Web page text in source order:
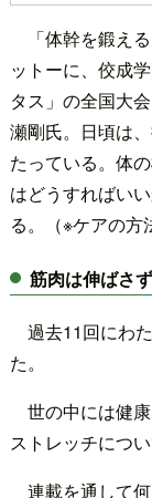
「体幹を鍛え
ットーに、佼成
タス」の全国大
瀬剛氏。日頃は
たっている。体
はどうすればい
る。（※ケアの方
筋肉は伸ばさ
過去11回にわ
た。
世の中には健
ストレッチにつ
連載を通して